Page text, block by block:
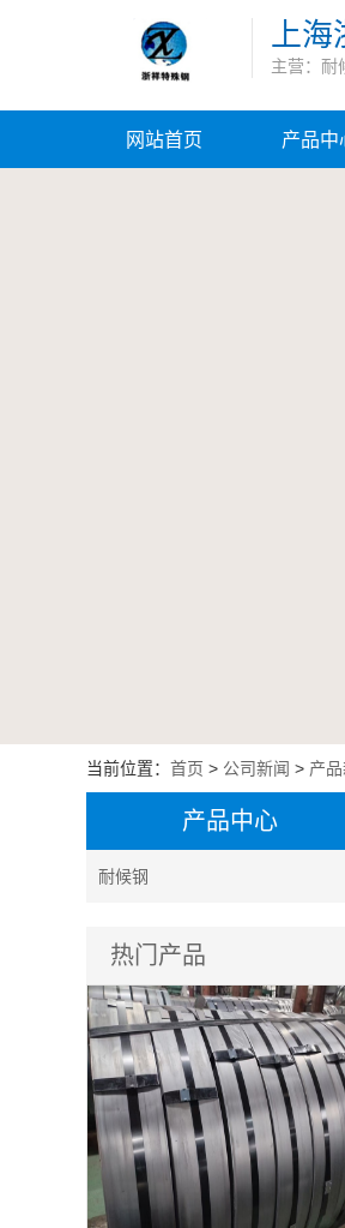
上海
主营：耐
网站首页 产品中
当前位置： 首页 > 公司新闻 > 产
产品中心
耐候钢
热门产品